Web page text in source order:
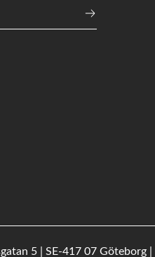
5 | SE-417 07 Göteborg |